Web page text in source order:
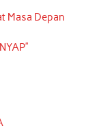
Masa Depan